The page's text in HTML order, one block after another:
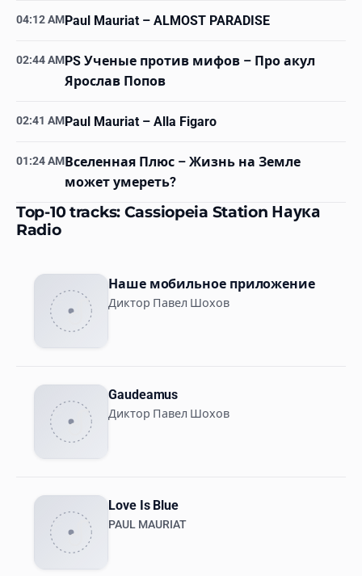
04:12 AMPaul Mauriat– ALMOST PARADISE
02:44 AMPS Ученые против мифов – Про акул
Ярослав Попов
02:41 AMPaul Mauriat– Alla Figaro
01:24 AMВселенная Плюс – Жизнь на Земле
может умереть?
Top-10 tracks: Cassiopeia Station Наука
Radio
Наше мобильное приложение
Диктор Павел Шохов
Gaudeamus
Диктор Павел Шохов
Love Is Blue
PAUL MAURIAT